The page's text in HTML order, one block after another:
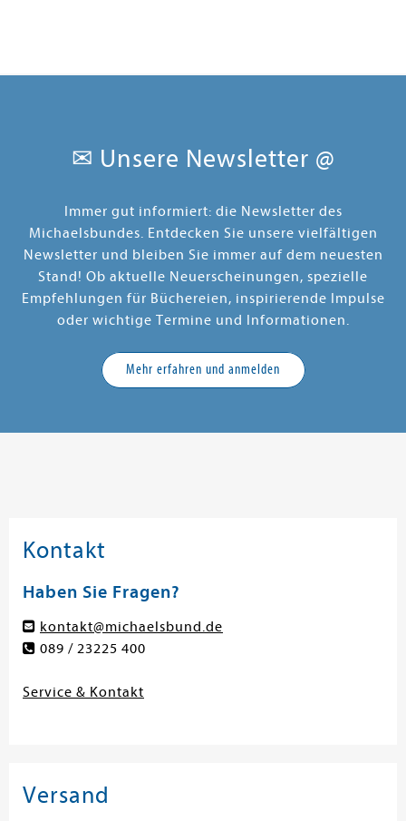
✉ Unsere Newsletter @
Immer gut informiert: die Newsletter des
Michaelsbundes. Entdecken Sie unsere vielfältigen
Newsletter und bleiben Sie immer auf dem neuesten
Stand! Ob aktuelle Neuerscheinungen, spezielle
Empfehlungen für Büchereien, inspirierende Impulse
oder wichtige Termine und Informationen.
Mehr erfahren und anmelden
Kontakt
Haben Sie Fragen?
kontakt@michaelsbund.de
089 / 23225 400
Service & Kontakt
Versand